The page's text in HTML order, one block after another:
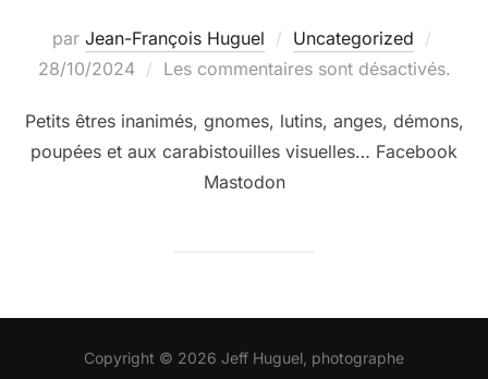
par Jean-François Huguel Uncategorized
le
28/10/2024 Les commentaires sont désactivés.
Petits êtres inanimés, gnomes, lutins, anges, démons,
poupées et aux carabistouilles visuelles… Facebook
Mastodon
Copyright © 2026 Jeff Huguel, photographe